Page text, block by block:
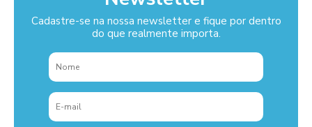
Cadastre-se na nossa newsletter e fique por dentro
do que realmente importa.